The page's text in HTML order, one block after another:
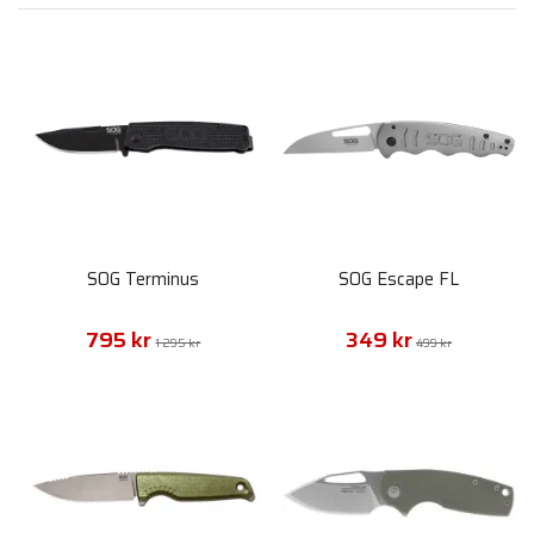
SOG Terminus
795 kr 1 295 kr
SOG Escape FL
349 kr 499 kr